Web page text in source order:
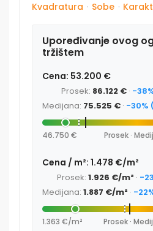
Kvadratura · Sobe ·
Upoređivanje ovog
tržištem
Cena: 53.200 €
Prosek: 86.122 € · -
Medijana: 75.525 € · -30%
46.750 € Prosek ·
Cena / m²: 1.478 €/m²
Prosek: 1.926 €/m² · -
Medijana: 1.887 €/m² · -
1.363 €/m² Prosek ·